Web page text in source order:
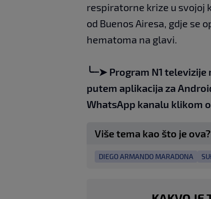
respiratorne krize u svojoj
od Buenos Airesa, gdje se
hematoma na glavi.
╰┈➤ Program N1
putem aplikacija za An
WhatsApp kanalu klikom
Više tema kao što je ova?
DIEGO ARMANDO MARADONA